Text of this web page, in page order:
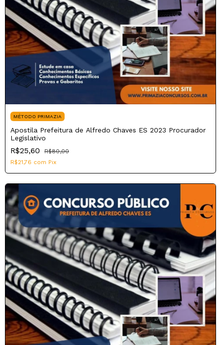
MÉTODO PRIMAZIA
Apostila Prefeitura de Alfredo Chaves ES 2023 Procurador
Legislativo
R$25,60
R$80,00
R$21,76 com Pix